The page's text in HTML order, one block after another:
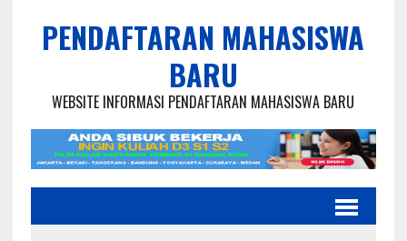
PENDAFTARAN MAHASISWA
BARU
WEBSITE INFORMASI PENDAFTARAN MAHASISWA BARU